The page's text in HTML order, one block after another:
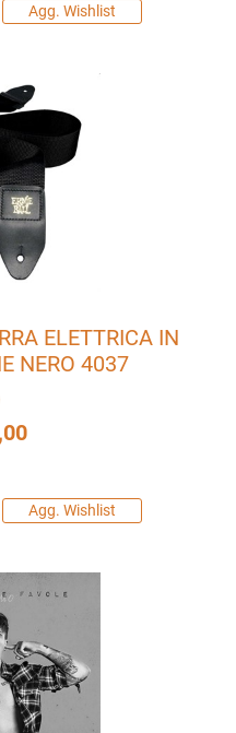
Agg. Wishlist
ELETTRICA IN
NERO 4037
Agg. Wishlist